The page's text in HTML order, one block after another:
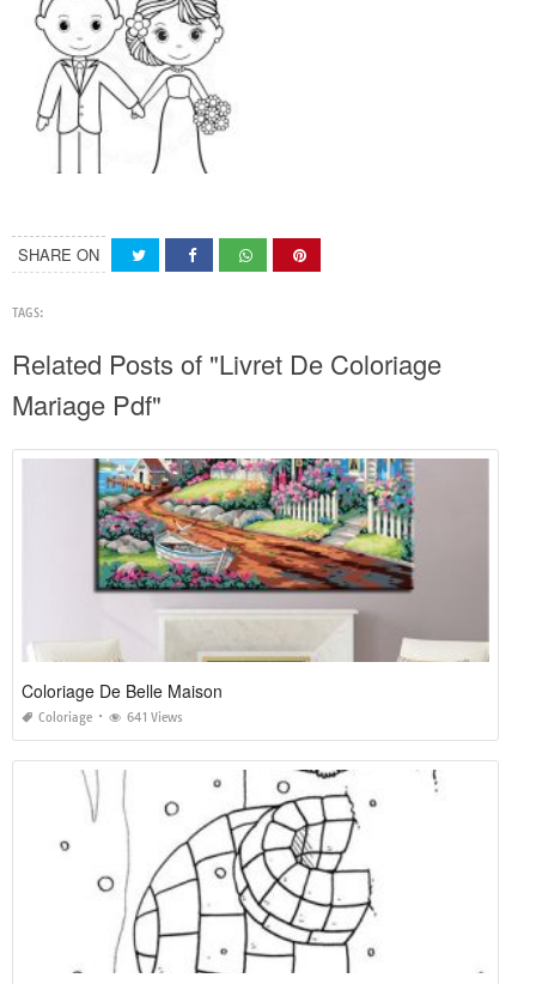
SHARE ON
TAGS:
Related Posts of "Livret De Coloriage
Mariage Pdf"
Coloriage De Belle Maison
Coloriage 641 Views